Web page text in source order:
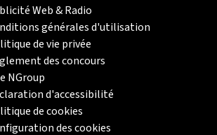
Web & Radio
générales d'utilisation
de vie privée
des concours
NGroup
d'accessibilité
de cookies
des cookies